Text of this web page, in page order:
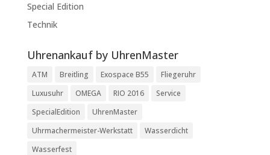
Special Edition
Technik
Uhrenankauf by UhrenMaster
ATM Breitling Exospace B55
Fliegeruhr
Luxusuhr
OMEGA RIO 2016
Service
SpecialEdition
UhrenMaster
Uhrmachermeister-Werkstatt
Wasserdicht
Wasserfest